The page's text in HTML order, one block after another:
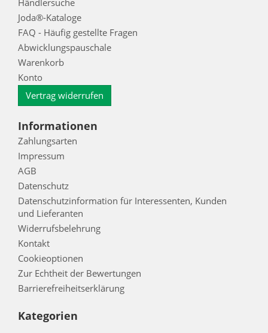
Joda®-Kataloge
FAQ - Häufig gestellte Fragen
Abwicklungspauschale
Warenkorb
Konto
Vertrag widerrufen
Informationen
Zahlungsarten
Impressum
AGB
Datenschutz
Datenschutzinformation für Interessenten, Kunden
und Lieferanten
Widerrufsbelehrung
Kontakt
Cookieoptionen
Zur Echtheit der Bewertungen
Barrierefreiheitserklärung
Kategorien